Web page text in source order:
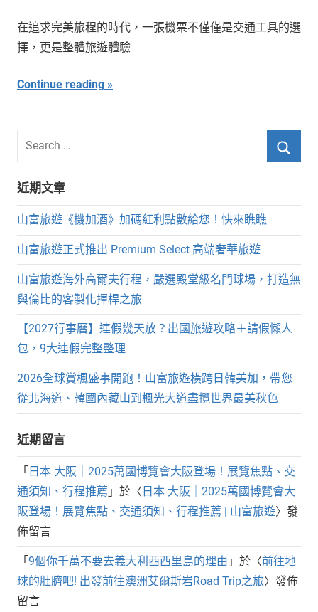
在追求完美旅程的時代，一張機票不僅僅是交通工具的選
擇，更是整體旅遊體驗
Continue reading
Search
for:
近期文章
山富旅遊《機加酒》加碼紅利點數給您！快來瞧瞧
山富旅遊正式推出 Premium Select 高端奢華旅遊
山富旅遊海外高爾夫行程，嚴選殿堂級名門球場，打造無
與倫比的客製化揮桿之旅
【2027行事曆】連假幾天放？出國旅遊攻略＋請假懶人
包，9大連假完整整理
2026全球賞楓盛事開跑！山富旅遊橫跨日韓美加，帶您
從北海道、韓國內藏山到楓光大道盡攬世界最美秋色
近期留言
「 日本 大阪｜2025萬國博覽會大阪登場！展覽焦點、交
通須知、行程推薦 」於〈 日本 大阪｜2025萬國博覽會大
阪登場！展覽焦點、交通須知、行程推薦 | 山富旅遊〉發
佈留言
「 9個你千萬不要去義大利西西里島的理由 」於〈前往地
球的肚臍吧! 出發前往澳洲艾爾斯岩Road Trip之旅〉發佈
留言